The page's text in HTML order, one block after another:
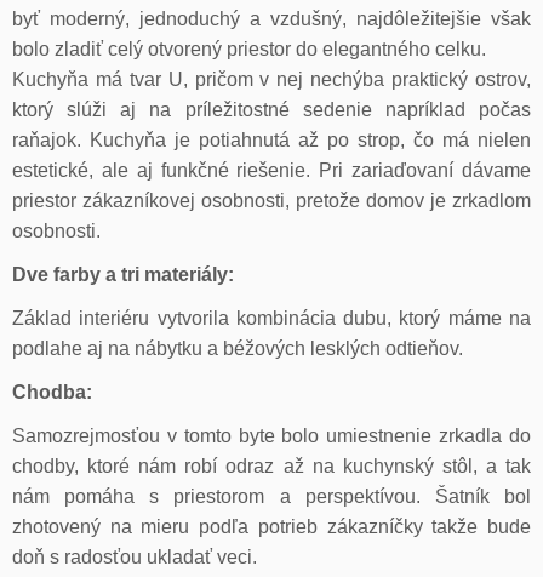
byť moderný, jednoduchý a vzdušný, najdôležitejšie však
bolo zladiť celý otvorený priestor do elegantného celku.
Kuchyňa má tvar U, pričom v nej nechýba praktický ostrov,
ktorý slúži aj na príležitostné sedenie napríklad počas
raňajok. Kuchyňa je potiahnutá až po strop, čo má nielen
estetické, ale aj funkčné riešenie. Pri zariaďovaní dávame
priestor zákazníkovej osobnosti, pretože domov je zrkadlom
osobnosti.
Dve farby a tri materiály:
Základ interiéru vytvorila kombinácia dubu, ktorý máme na
podlahe aj na nábytku a béžových lesklých odtieňov.
Chodba:
Samozrejmosťou v tomto byte bolo umiestnenie zrkadla do
chodby, ktoré nám robí odraz až na kuchynský stôl, a tak
nám pomáha s priestorom a perspektívou. Šatník bol
zhotovený na mieru podľa potrieb zákazníčky takže bude
doň s radosťou ukladať veci.